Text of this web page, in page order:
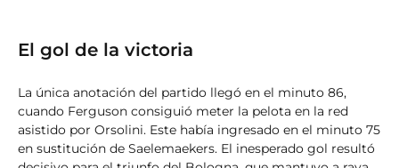
El gol de la victoria
La única anotación del partido llegó en el minuto 86,
cuando Ferguson consiguió meter la pelota en la red
asistido por Orsolini. Este había ingresado en el minuto 75
en sustitución de Saelemaekers. El inesperado gol resultó